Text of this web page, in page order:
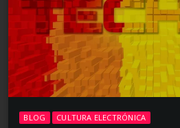
BLOG CULTURA ELECTRÓNICA